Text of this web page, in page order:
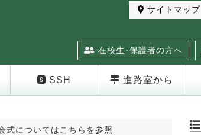
サイトマップ
在校生･保護者の方へ
SSH 進路室から
式についてはこちらを参照